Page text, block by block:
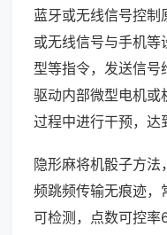
蓝牙或无线信号控制
或无线信号与手机
型等指令，发送信
驱动内部微型电机或
过程中进行干预，达
隐形麻将机骰子方
频跳频传输无痕迹，
可检测，点数可控率